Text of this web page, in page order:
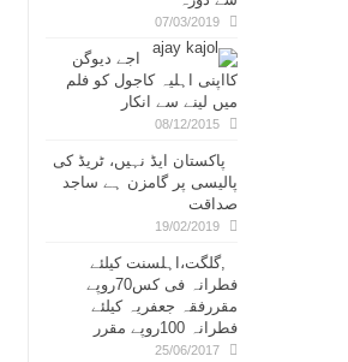
07/03/2019
اجے دیوگن
کااپنی اہلیہ کاجول کو فلم
میں لینے سے انکار
08/12/2015
پاکستان ایڈ نہیں، ٹریڈ کی
پالیسی پر گامزن ہے ساجد
صداقت
19/02/2019
,گلگت،اہلسنت کیلئے
فطرانہ فی کس70روپے
مقررفقہ جعفریہ کیلئے
فطرانہ 100روپے مقرر
25/06/2017